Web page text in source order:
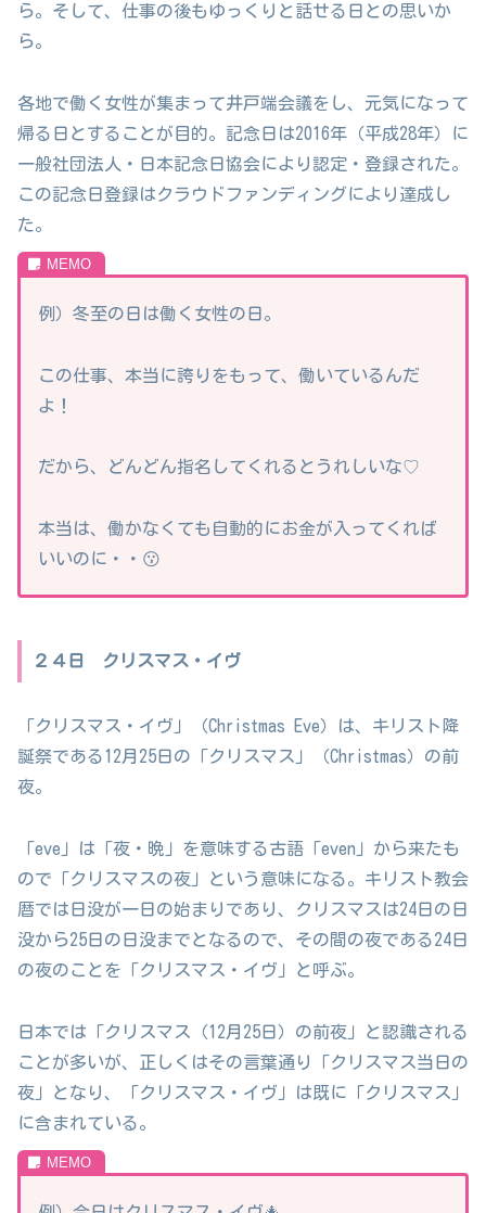
ら。そして、仕事の後もゆっくりと話せる日との思いか
ら。
各地で働く女性が集まって井戸端会議をし、元気になって
帰る日とすることが目的。記念日は2016年（平成28年）に
一般社団法人・日本記念日協会により認定・登録された。
この記念日登録はクラウドファンディングにより達成し
た。
例）冬至の日は働く女性の日。
この仕事、本当に誇りをもって、働いているんだ
よ！
だから、どんどん指名してくれるとうれしいな♡
本当は、働かなくても自動的にお金が入ってくれば
いいのに・・😗
２４日 クリスマス・イヴ
「クリスマス・イヴ」（Christmas Eve）は、キリスト降
誕祭である12月25日の「クリスマス」（Christmas）の前
夜。
「eve」は「夜・晩」を意味する古語「even」から来たも
ので「クリスマスの夜」という意味になる。キリスト教会
暦では日没が一日の始まりであり、クリスマスは24日の日
没から25日の日没までとなるので、その間の夜である24日
の夜のことを「クリスマス・イヴ」と呼ぶ。
日本では「クリスマス（12月25日）の前夜」と認識される
ことが多いが、正しくはその言葉通り「クリスマス当日の
夜」となり、「クリスマス・イヴ」は既に「クリスマス」
に含まれている。